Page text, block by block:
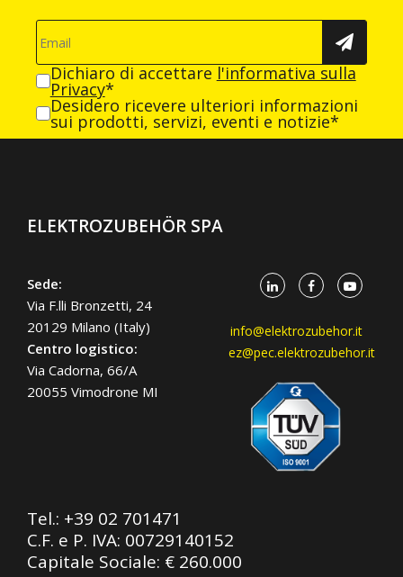
Dichiaro di accettare l'informativa sulla
Privacy*
Desidero ricevere ulteriori informazioni
sui prodotti, servizi, eventi e notizie*
ELEKTROZUBEHÖR SPA
Sede:
Via F.lli Bronzetti, 24
20129 Milano (Italy)
Centro logistico:
Via Cadorna, 66/A
20055 Vimodrone MI
info@elektrozubehor.it
ez@pec.elektrozubehor.it
Tel.: +39 02 701471
C.F. e P. IVA: 00729140152
Capitale Sociale: € 260.000